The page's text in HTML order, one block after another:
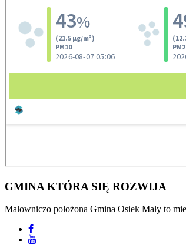
GMINA KTÓRA SIĘ ROZWIJA
Malowniczo położona Gmina Osiek Mały to